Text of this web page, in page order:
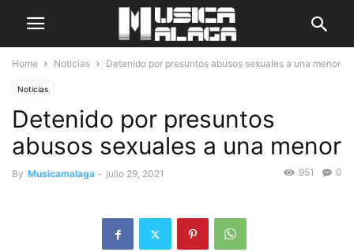
Home Noticias Detenido por presuntos abusos sexuales a una menor
Noticias
Detenido por presuntos
abusos sexuales a una menor
By Musicamalaga - julio 29, 2021 0
951